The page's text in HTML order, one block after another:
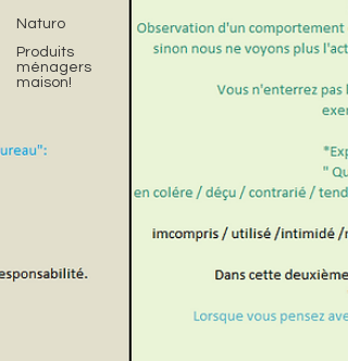
Naturo
Produits
ménagers
maison!